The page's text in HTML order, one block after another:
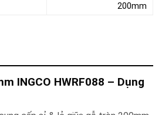
INGCO HWRF088 – Dụng
200mm